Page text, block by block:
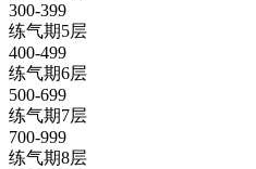
300-399
练气期5层
400-499
练气期6层
500-699
练气期7层
700-999
练气期8层